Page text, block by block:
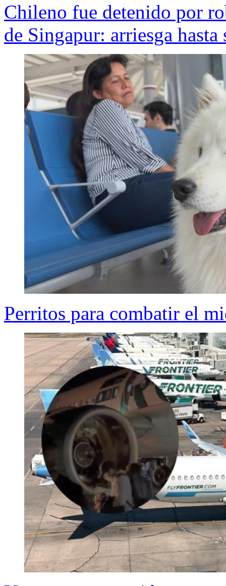
Chileno fue detenido por
de Singapur: arriesga hasta
Perritos para combatir el